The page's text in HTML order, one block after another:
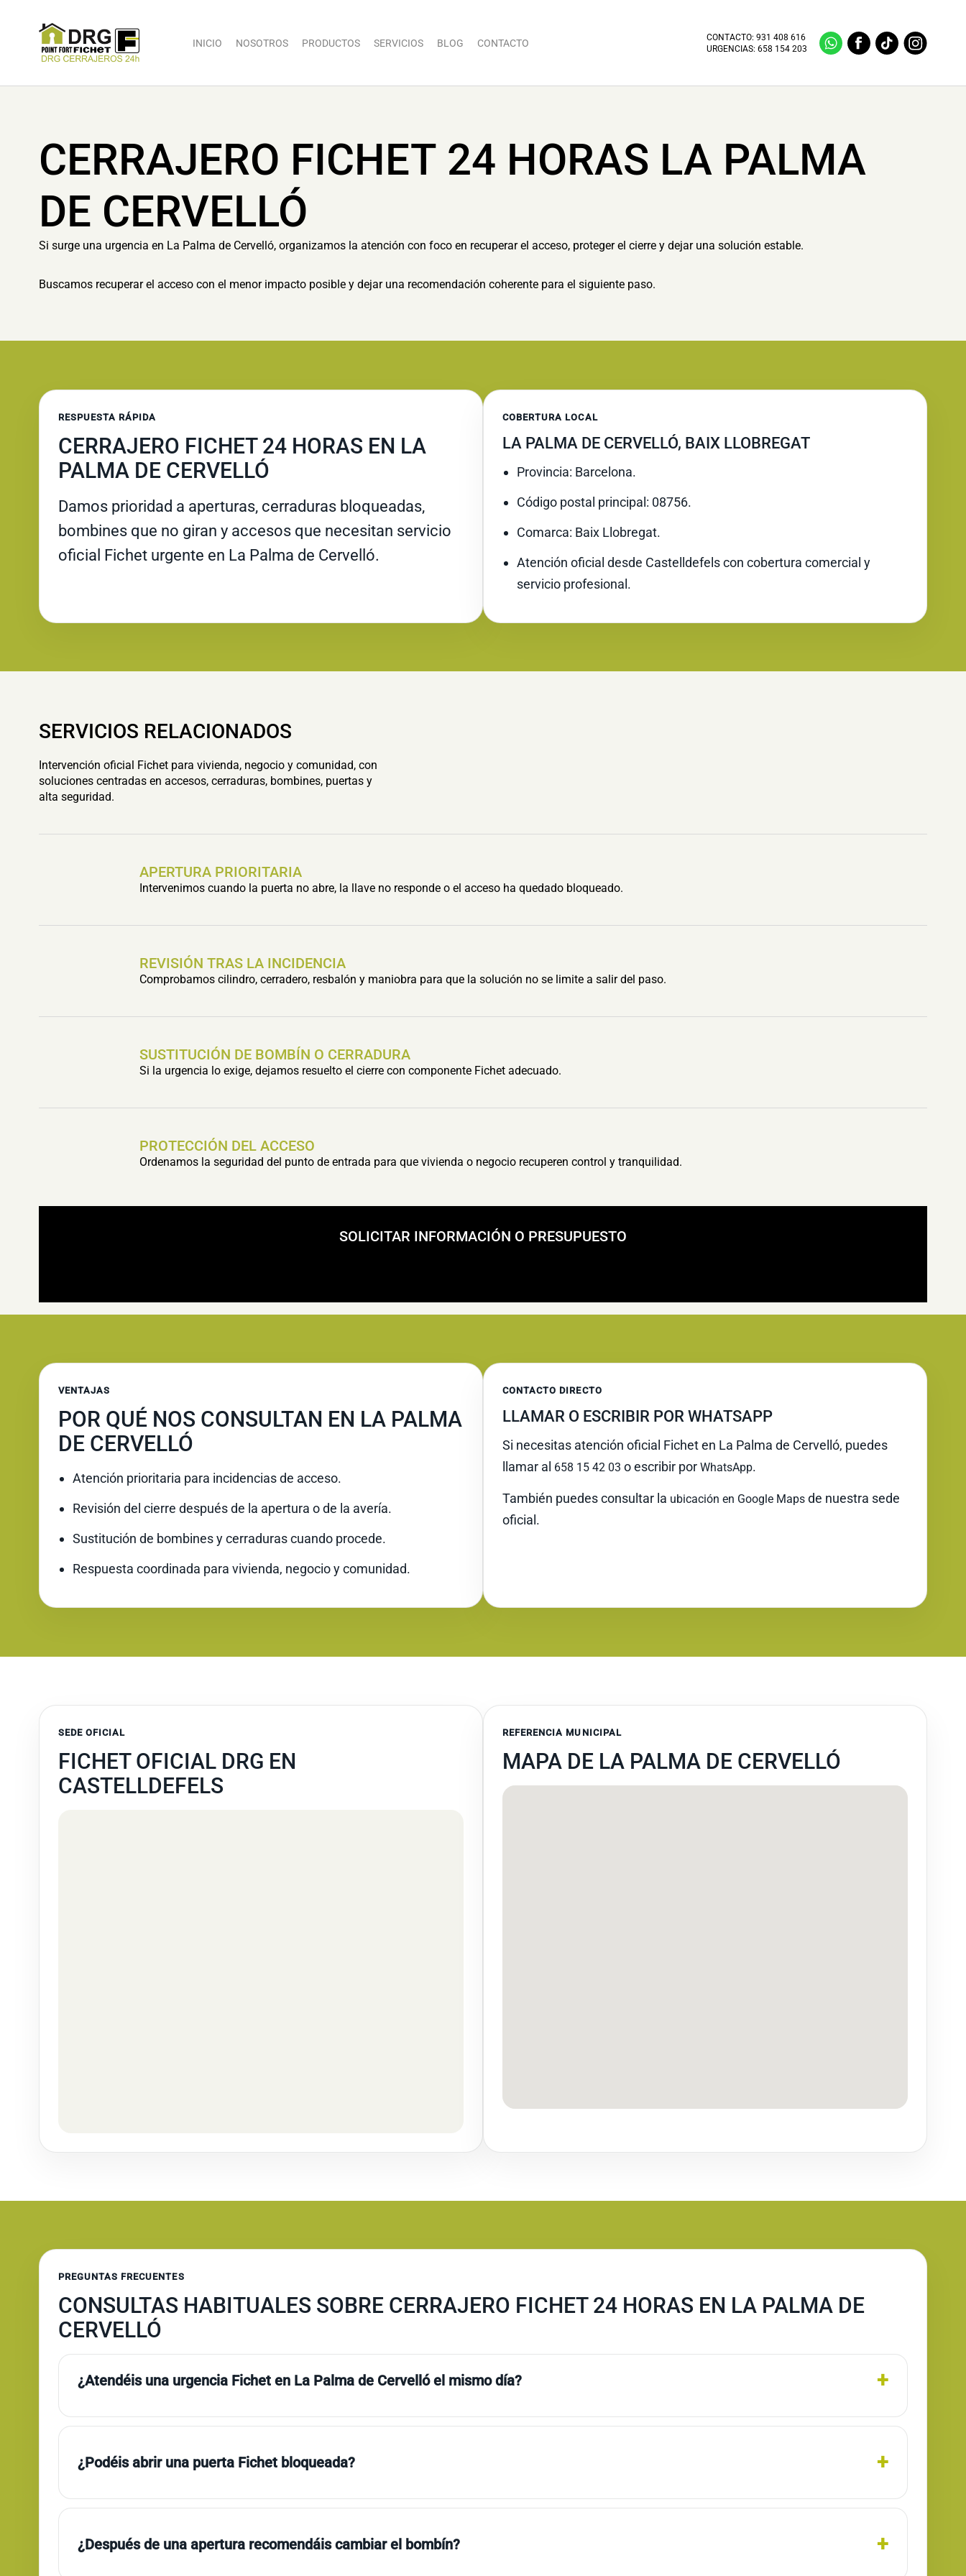
INICIO NOSOTROS PRODUCTOS SERVICIOS BLOG CONTACTO
CONTACTO:931 408 616
URGENCIAS:658 154 203
CERRAJERO FICHET 24 HORAS LA PALMA
DE CERVELLÓ
Si surge una urgencia en La Palma de Cervelló, organizamos la atención con foco en recuperar el acceso, proteger el cierre y dejar una solución estable.
Buscamos recuperar el acceso con el menor impacto posible y dejar una recomendación coherente para el siguiente paso.
RESPUESTA RÁPIDA
CERRAJERO FICHET 24 HORAS EN LA
PALMA DE CERVELLÓ
Damos prioridad a aperturas, cerraduras bloqueadas,
bombines que no giran y accesos que necesitan servicio
oficial Fichet urgente en La Palma de Cervelló.
COBERTURA LOCAL
LA PALMA DE CERVELLÓ, BAIX LLOBREGAT
Provincia: Barcelona.
Código postal principal: 08756.
Comarca: Baix Llobregat.
Atención oficial desde Castelldefels con cobertura comercial y
servicio profesional.
SERVICIOS RELACIONADOS
Intervención oficial Fichet para vivienda, negocio y comunidad, con
soluciones centradas en accesos, cerraduras, bombines, puertas y
alta seguridad.
APERTURA PRIORITARIA
Intervenimos cuando la puerta no abre, la llave no responde o el acceso ha quedado bloqueado.
REVISIÓN TRAS LA INCIDENCIA
Comprobamos cilindro, cerradero, resbalón y maniobra para que la solución no se limite a salir del paso.
SUSTITUCIÓN DE BOMBÍN O CERRADURA
Si la urgencia lo exige, dejamos resuelto el cierre con componente Fichet adecuado.
PROTECCIÓN DEL ACCESO
Ordenamos la seguridad del punto de entrada para que vivienda o negocio recuperen control y tranquilidad.
SOLICITAR INFORMACIÓN O PRESUPUESTO
VENTAJAS
POR QUÉ NOS CONSULTAN EN LA PALMA
DE CERVELLÓ
Atención prioritaria para incidencias de acceso.
Revisión del cierre después de la apertura o de la avería.
Sustitución de bombines y cerraduras cuando procede.
Respuesta coordinada para vivienda, negocio y comunidad.
CONTACTO DIRECTO
LLAMAR O ESCRIBIR POR WHATSAPP
Si necesitas atención oficial Fichet en La Palma de Cervelló, puedes
llamar al 658 15 42 03 o escribir por WhatsApp.
También puedes consultar la ubicación en Google Maps de nuestra sede
oficial.
SEDE OFICIAL
FICHET OFICIAL DRG EN
CASTELLDEFELS
REFERENCIA MUNICIPAL
MAPA DE LA PALMA DE CERVELLÓ
PREGUNTAS FRECUENTES
CONSULTAS HABITUALES SOBRE CERRAJERO FICHET 24 HORAS EN LA PALMA DE
CERVELLÓ
¿Atendéis una urgencia Fichet en La Palma de Cervelló el mismo día?
¿Podéis abrir una puerta Fichet bloqueada?
¿Después de una apertura recomendáis cambiar el bombín?